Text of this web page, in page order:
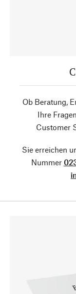
Ob Beratung,
Ihre
Customer
Sie erreichen
Nummer